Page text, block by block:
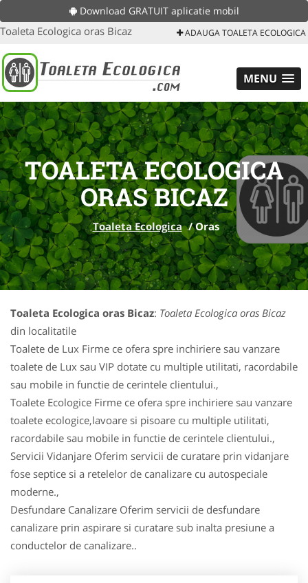
Download GRATUIT aplicatie mobil
Toaleta Ecologica oras Bicaz ADAUGA TOALETA ECOLOGICA
MENU
TOALETA ECOLOGICA
ORAS BICAZ
Toaleta Ecologica /Oras
Toaleta Ecologica oras Bicaz: Toaleta Ecologica oras Bicaz
din localitatile
Toalete de Lux Firme ce ofera spre inchiriere sau vanzare
toalete de Lux sau VIP dotate cu multiple utilitati, racordabile
sau mobile in functie de cerintele clientului.,
Toalete Ecologice Firme ce ofera spre inchiriere sau vanzare
toalete ecologice,lavoare si pisoare cu multiple utilitati,
racordabile sau mobile in functie de cerintele clientului.,
Servicii Vidanjare Oferim servicii de curatare prin vidanjare
fose septice si a retelelor de canalizare cu autospeciale
moderne.,
Desfundare Canalizare Oferim servicii de desfundare
canalizare prin aspirare si curatare sub inalta presiune a
conductelor de canalizare..